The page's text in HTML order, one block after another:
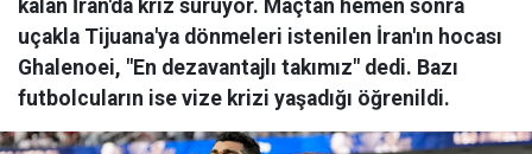
kalan İran'da kriz sürüyor. Maçtan hemen sonra
uçakla Tijuana'ya dönmeleri istenilen İran'ın hocası
Ghalenoei, "En dezavantajlı takımız" dedi. Bazı
futbolcuların ise vize krizi yaşadığı öğrenildi.